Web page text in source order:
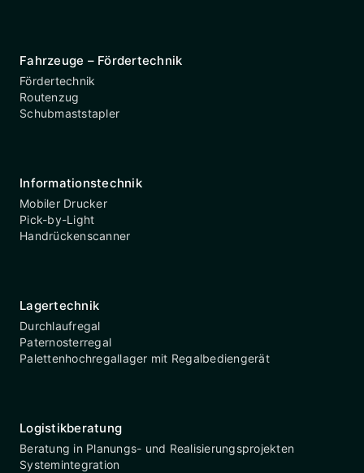
Fahrzeuge – Fördertechnik
Fördertechnik
Routenzug
Schubmaststapler
Informationstechnik
Mobiler Drucker
Pick-by-Light
Handrückenscanner
Lagertechnik
Durchlaufregal
Paternosterregal
Palettenhochregallager mit Regalbediengerät
Logistikberatung
Beratung in Planungs- und Realisierungsprojekten
Systemintegration